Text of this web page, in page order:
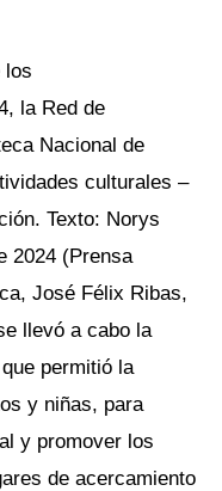
los
la Red de
Nacional de
culturales –
Texto: Norys
2024 (Prensa
José Félix Ribas,
llevó a cabo la
permitió la
y niñas, para
y promover los
de acercamiento